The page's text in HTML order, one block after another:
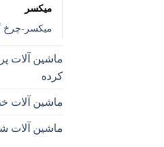
میکسر
میکسر-
ماشین
کرده
ماشین آلات
ماشین آلات